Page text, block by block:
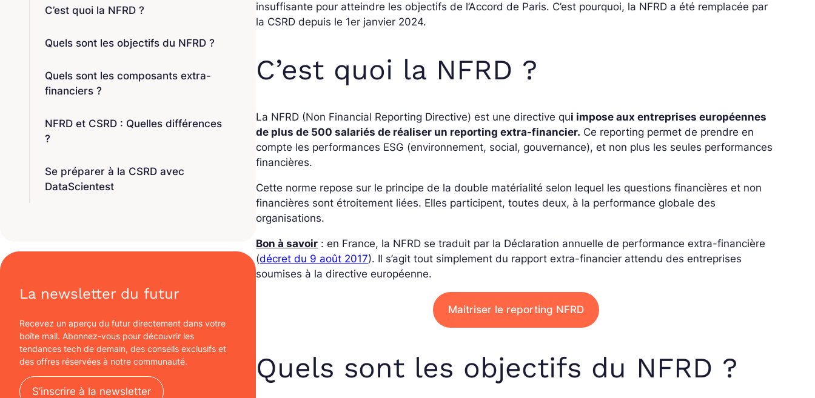
C’est quoi la NFRD ?
Quels sont les objectifs du NFRD ?
Quels sont les composants extra-
financiers ?
NFRD et CSRD : Quelles différences
?
Se préparer à la CSRD avec
DataScientest
La newsletter du futur
Recevez un aperçu du futur directement dans votre
boîte mail. Abonnez-vous pour découvrir les
tendances tech de demain, des conseils exclusifs et
des offres réservées à notre communauté.
S’inscrire à la newsletter
insuffisante pour atteindre les objectifs de l’Accord de Paris. C’est pourquoi, la NFRD a été remplacée par
la CSRD depuis le 1er janvier 2024.
C’est quoi la NFRD ?
La NFRD (Non Financial Reporting Directive) est une directive qui impose aux entreprises européennes
de plus de 500 salariés de réaliser un reporting extra-financier. Ce reporting permet de prendre en
compte les performances ESG (environnement, social, gouvernance), et non plus les seules performances
financières.
Cette norme repose sur le principe de la double matérialité selon lequel les questions financières et non
financières sont étroitement liées. Elles participent, toutes deux, à la performance globale des
organisations.
Bon à savoir : en France, la NFRD se traduit par la Déclaration annuelle de performance extra-financière
(décret du 9 août 2017). Il s’agit tout simplement du rapport extra-financier attendu des entreprises
soumises à la directive européenne.
Maitriser le reporting NFRD
Quels sont les objectifs du NFRD ?